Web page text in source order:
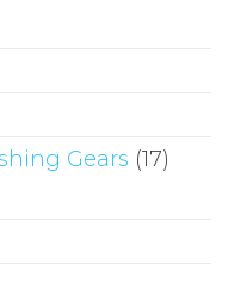
Gears (17)